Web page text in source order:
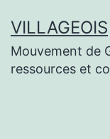
au
contenu
VILLAGEOIS
Mouvement de
ressources et